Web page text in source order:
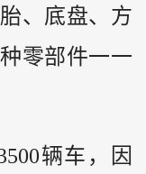
、底盘、方
零部件一一
辆车，因